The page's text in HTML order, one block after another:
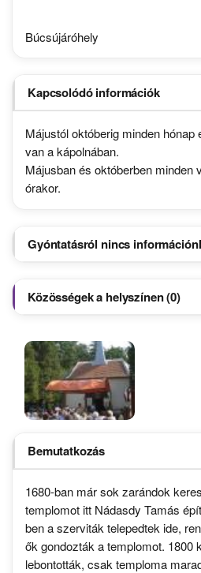
Búcsújáróhely
Kapcsolódó információk
Májustól októberig minden hónap
van a kápolnában.
Májusban és októberben minden
órakor.
Gyóntatásról nincs
Közösségek a helyszínen (0)
Bemutatkozás
1680-ban már sok zarándok
templomot itt Nádasdy Tamás
ben a szerviták telepedtek ide,
ők gondozták a templomot. 1800
lebontották, csak temploma